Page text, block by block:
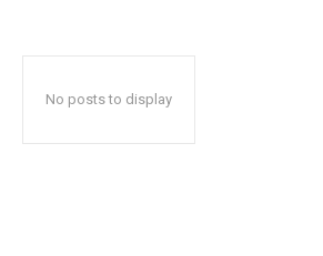
No posts to display